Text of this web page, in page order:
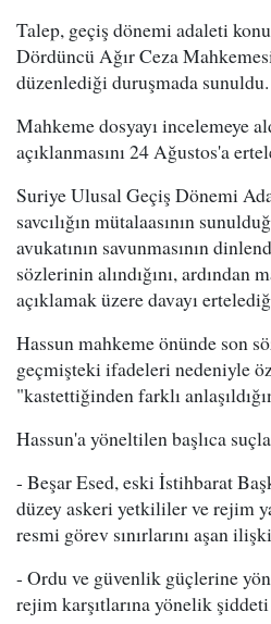
Talep, geçiş dönemi adaleti
Dördüncü Ağır Ceza
düzenlediği duruşmada sunuldu.
Mahkeme dosyayı incelemeye
açıklanmasını 24 Ağustos'a
Suriye Ulusal Geçiş Dönemi
savcılığın mütalaasının
avukatının savunmasının
sözlerinin alındığını, ardından
açıklamak üzere davayı
Hassun mahkeme önünde son
geçmişteki ifadeleri nedeniyle
"kastettiğinden farklı
Hassun'a yöneltilen başlıca
- Beşar Esed, eski İstihbarat
düzey askeri yetkililer ve rejim
resmi görev sınırlarını aşan
- Ordu ve güvenlik güçlerine
rejim karşıtlarına yönelik